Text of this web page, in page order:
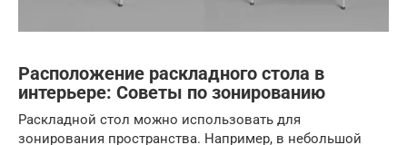
Расположение раскладного стола в
интерьере: Советы по зонированию
Раскладной стол можно использовать для
зонирования пространства. Например, в небольшой